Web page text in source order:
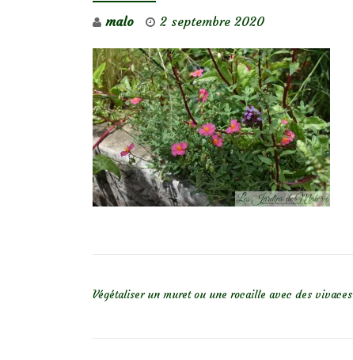
malo 2 septembre 2020
Végétaliser un muret ou une rocaille avec des vivaces